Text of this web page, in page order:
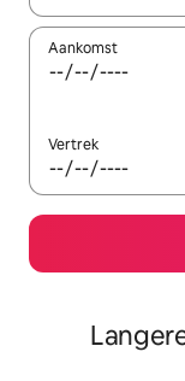
Aankomst
Vertrek